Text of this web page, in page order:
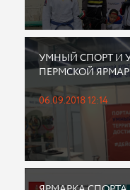
УМНЫЙ СПОРТ И
ПЕРМСКОЙ
06.09.2018 12:14